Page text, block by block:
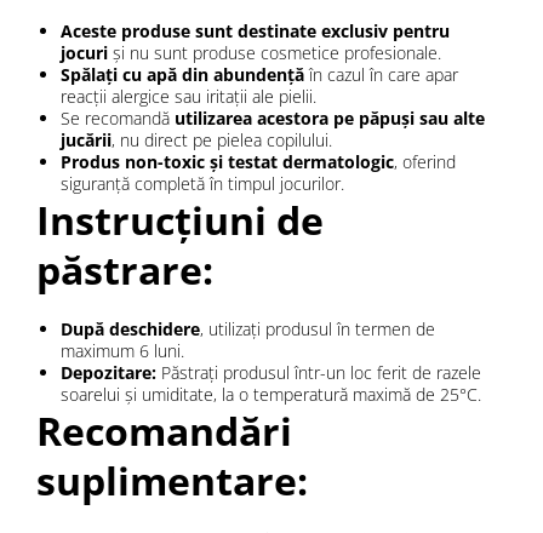
Aceste produse sunt destinate exclusiv pentru
jocuri și nu sunt produse cosmetice profesionale.
Spălați cu apă din abundențăîn cazul în care apar
reacții alergice sau iritații ale pielii.
Se recomandă utilizarea acestora pe păpuși sau alte
jucării, nu direct pe pielea copilului.
Produs non-toxic și testat dermatologic, oferind
siguranță completă în timpul jocurilor.
Instrucțiuni de
păstrare:
După deschidere, utilizați produsul în termen de
maximum 6 luni.
Depozitare: Păstrați produsul într-un loc ferit de razele
soarelui și umiditate, la o temperatură maximă de 25°C.
Recomandări
suplimentare: